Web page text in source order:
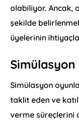
olabiliyor. Ancak,
şekilde
üyelerinin
Simülasyon
Simülasyon
taklit eden ve
verme süreçlerini